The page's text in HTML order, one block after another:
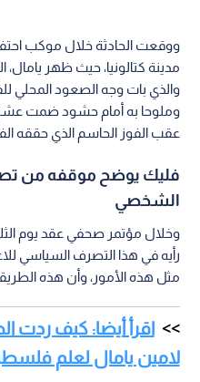
ووقعت الحادثة خلال موكب
مدينة كتالونيا، حيث ظهر يامال،
والذي بات وجه الصعود المحلي
وملوحا به أمام حشود ضمت
عقب الفوز الحاسم الذي حققه
فليك يوضح موقفه من
الشخصي
وخلال مؤتمر صحفي عقد يوم
رأيه في هذا التصرف السياسي
مثل هذه الأمور، وأن هذه
اقرأ أيضا: كيف ردت
لامين يامال لعلم